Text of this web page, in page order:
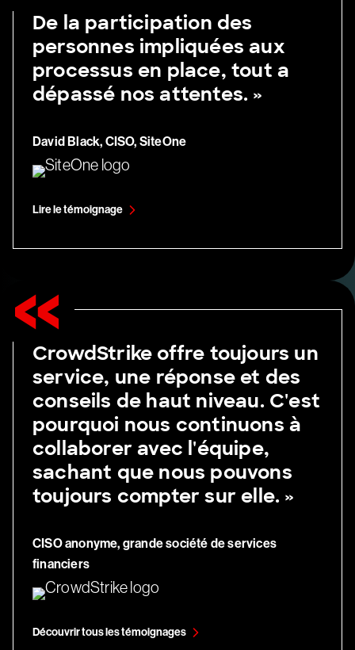
De la participation des
personnes impliquées aux
processus en place, tout a
dépassé nos attentes. »
David Black, CISO, SiteOne
Lire le témoignage
CrowdStrike offre toujours un
service, une réponse et des
conseils de haut niveau. C'est
pourquoi nous continuons à
collaborer avec l'équipe,
sachant que nous pouvons
toujours compter sur elle. »
CISO anonyme, grande société de services
financiers
Découvrir tous les témoignages